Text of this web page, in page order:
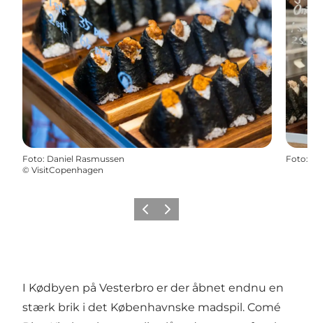
Foto: Daniel Rasmussen
© VisitCopenhagen
Foto:
ForrigeNæste
I Kødbyen på Vesterbro er der åbnet endnu en
stærk brik i det Københavnske madspil. Comé